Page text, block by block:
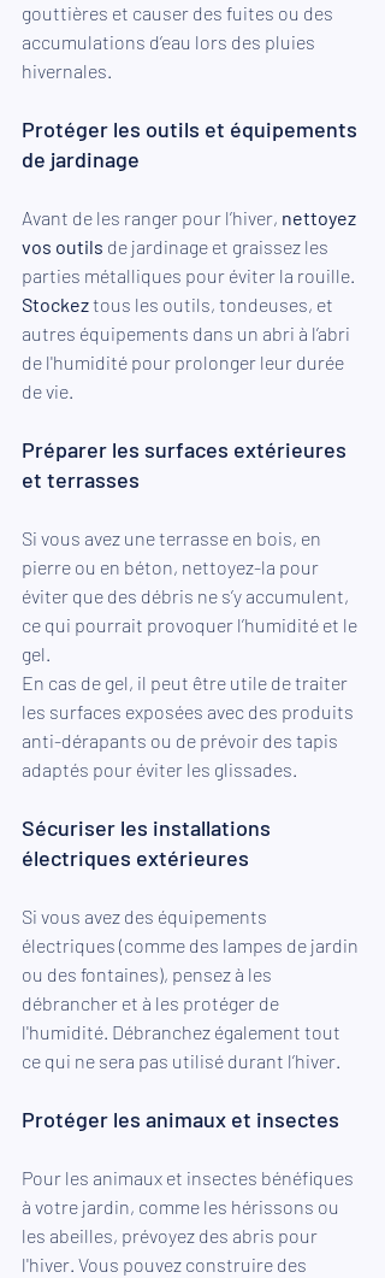
gouttières et causer des fuites ou des
accumulations d’eau lors des pluies
hivernales.
Protéger les outils et équipements
de jardinage
Avant de les ranger pour l’hiver, nettoyez
vos outils de jardinage et graissez les
parties métalliques pour éviter la rouille.
Stockez tous les outils, tondeuses, et
autres équipements dans un abri à l’abri
de l'humidité pour prolonger leur durée
de vie.
Préparer les surfaces extérieures
et terrasses
Si vous avez une terrasse en bois, en
pierre ou en béton, nettoyez-la pour
éviter que des débris ne s’y accumulent,
ce qui pourrait provoquer l’humidité et le
gel.
En cas de gel, il peut être utile de traiter
les surfaces exposées avec des produits
anti-dérapants ou de prévoir des tapis
adaptés pour éviter les glissades.
Sécuriser les installations
électriques extérieures
Si vous avez des équipements
électriques (comme des lampes de jardin
ou des fontaines), pensez à les
débrancher et à les protéger de
l'humidité. Débranchez également tout
ce qui ne sera pas utilisé durant l’hiver.
Protéger les animaux et insectes
Pour les animaux et insectes bénéfiques
à votre jardin, comme les hérissons ou
les abeilles, prévoyez des abris pour
l'hiver. Vous pouvez construire des